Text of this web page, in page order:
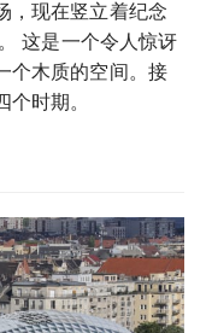
，现在竖立着纪念
这是一个令人惊讶
个木质的空间。接
时期。